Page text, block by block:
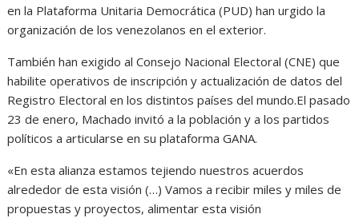
en la Plataforma Unitaria Democrática (PUD) han urgido la
organización de los venezolanos en el exterior.
También han exigido al Consejo Nacional Electoral (CNE) que
habilite operativos de inscripción y actualización de datos del
Registro Electoral en los distintos países del mundo.El pasado
23 de enero, Machado invitó a la población y a los partidos
políticos a articularse en su plataforma GANA.
«En esta alianza estamos tejiendo nuestros acuerdos
alrededor de esta visión (…) Vamos a recibir miles y miles de
propuestas y proyectos, alimentar esta visión